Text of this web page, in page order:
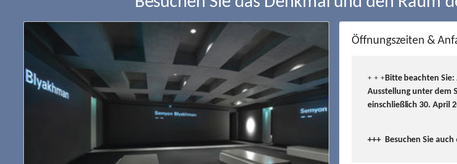
Öffnungszeiten &
+ + +Bitte beachten
Ausstellung unter dem
einschließlich 30. April
+++ Besuchen Sie auch